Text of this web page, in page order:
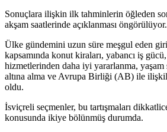
Sonuçlara ilişkin ilk tahminlerin öğleden
akşam saatlerinde açıklanması öngörülüyor.
Ülke gündemini uzun süre meşgul eden
kapsamında konut kiraları, yabancı iş
hizmetlerinden daha iyi yararlanma, yaşam
altına alma ve Avrupa Birliği (AB) ile
oldu.
İsviçreli seçmenler, bu tartışmaları
konusunda ikiye bölünmüş durumda.